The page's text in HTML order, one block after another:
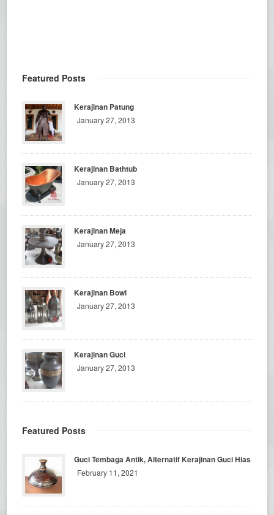
Featured Posts
Kerajinan Patung
January 27, 2013
Kerajinan Bathtub
January 27, 2013
Kerajinan Meja
January 27, 2013
Kerajinan Bowl
January 27, 2013
Kerajinan Guci
January 27, 2013
Featured Posts
Guci Tembaga Antik, Alternatif Kerajinan Guci Hias
February 11, 2021